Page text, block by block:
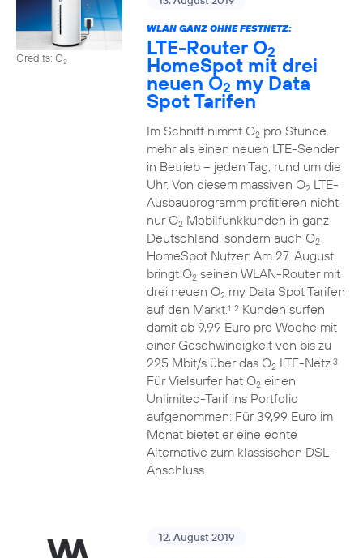
Credits: O2
WLAN GANZ OHNE FESTNETZ:
LTE-Router O2
HomeSpot mit drei
neuen O2 my Data
Spot Tarifen
Im Schnitt nimmt O2pro Stunde
mehr als einen neuen LTE-Sender
in Betrieb – jeden Tag, rund um die
Uhr. Von diesem massiven O2LTE-
Ausbauprogramm profitieren nicht
nur O2Mobilfunkkunden in ganz
Deutschland, sondern auch O2
HomeSpot Nutzer: Am 27. August
bringt O2seinen WLAN-Router mit
drei neuen O2my Data Spot Tarifen
auf den Markt.1 2Kunden surfen
damit ab 9,99 Euro pro Woche mit
einer Geschwindigkeit von bis zu
225 Mbit/s über das O2LTE-Netz.3
Für Vielsurfer hat O2einen
Unlimited-Tarif ins Portfolio
aufgenommen: Für 39,99 Euro im
Monat bietet er eine echte
Alternative zum klassischen DSL-
Anschluss.
12. August 2019